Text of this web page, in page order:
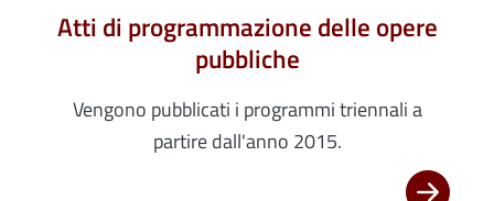
Atti di programmazione delle opere
pubbliche
Vengono pubblicati i programmi triennali a
partire dall'anno 2015.